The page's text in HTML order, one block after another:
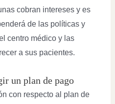
cobran intereses y es
de las políticas y
centro médico y las
a sus pacientes.
un plan de pago
con respecto al plan de